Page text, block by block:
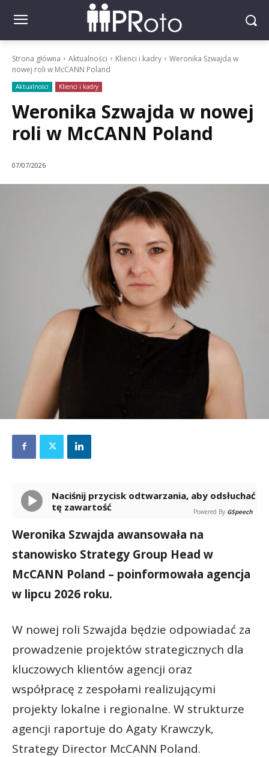
Strona główna Aktualności Klienci i kadry
Weronika Szwajda w
nowej roli w McCANN Poland
Aktualności Klienci i kadry
Weronika Szwajda w nowej
roli w McCANN Poland
07/07/2026
Naciśnij przycisk odtwarzania, aby odsłuchać
tę zawartość
Powered By GSpeech
Weronika Szwajda awansowała na
stanowisko Strategy Group Head w
McCANN Poland – poinformowała agencja
w lipcu 2026 roku.
W nowej roli Szwajda będzie odpowiadać za
prowadzenie projektów strategicznych dla
kluczowych klientów agencji oraz
współpracę z zespołami realizującymi
projekty lokalne i regionalne. W strukturze
agencji raportuje do Agaty Krawczyk,
Strategy Director McCANN Poland.